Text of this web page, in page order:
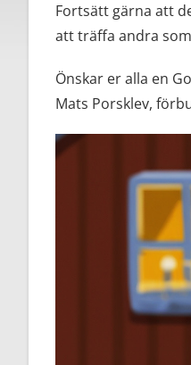
Fortsätt gärna att
att träffa andra
Önskar er alla en
Mats Porsklev,